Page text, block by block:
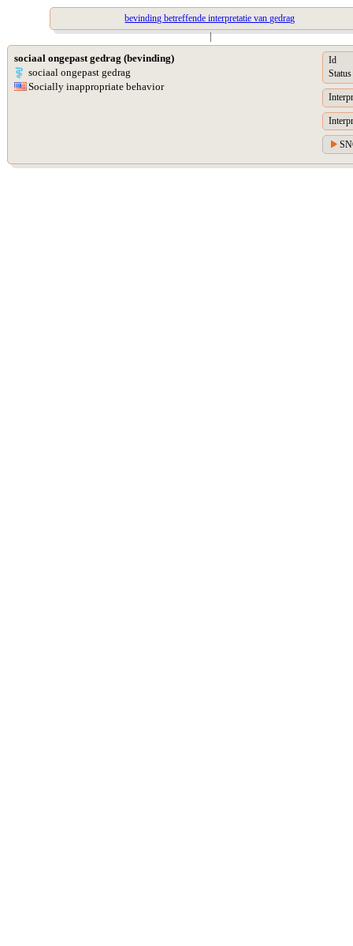
bevinding betreffende interpretatie van gedrag
|
sociaal ongepast gedrag (bevinding)
sociaal ongepast gedrag
Socially inappropriate behavior
Id
Status